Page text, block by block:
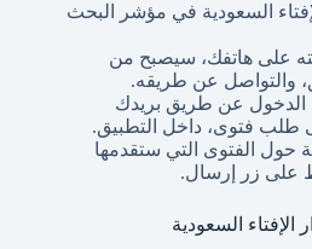
السعودية في مؤشر البحث
على هاتفك، سيصبح من
والتواصل عن طريقه.
عن طريق بريدك
طلب فتوى، داخل التطبيق.
حول الفتوى التي ستقدمها
على زر إرسال.
السعودية